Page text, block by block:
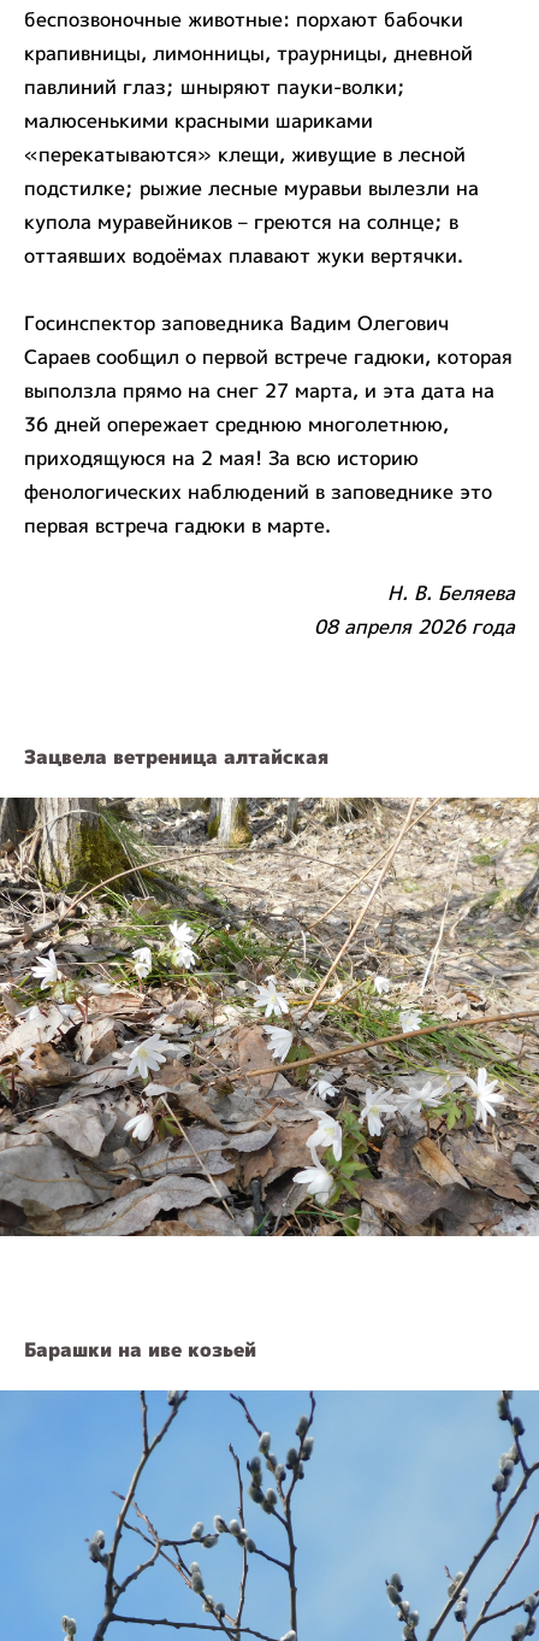
беспозвоночные животные: порхают бабочки
крапивницы, лимонницы, траурницы, дневной
павлиний глаз; шныряют пауки-волки;
малюсенькими красными шариками
«перекатываются» клещи, живущие в лесной
подстилке; рыжие лесные муравьи вылезли на
купола муравейников – греются на солнце; в
оттаявших водоёмах плавают жуки вертячки.
Госинспектор заповедника Вадим Олегович
Сараев сообщил о первой встрече гадюки, которая
выползла прямо на снег 27 марта, и эта дата на
36 дней опережает среднюю многолетнюю,
приходящуюся на 2 мая! За всю историю
фенологических наблюдений в заповеднике это
первая встреча гадюки в марте.
Н. В. Беляева
08 апреля 2026 года
Зацвела ветреница алтайская
Барашки на иве козьей